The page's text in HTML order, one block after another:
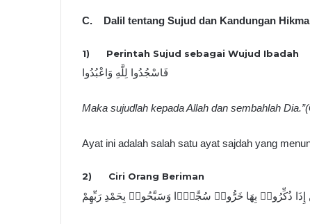
C. Dalil tentang Sujud dan Kandungan
1) Perintah Sujud sebagai Wujud Ibadah
فَاسْجُدُوا لِلَّهِ وَاعْبُدُوا
Maka sujudlah kepada Allah dan sembahlah
Ayat ini adalah salah satu ayat sajdah yang
2) Ciri Orang Beriman
إِذَا ذُكِّرُوا۟ بِهَا خَرُّوا۟ سُجَّدًۭا وَسَبَّحُوا۟ بِحَمْدِ رَبِّهِمْ